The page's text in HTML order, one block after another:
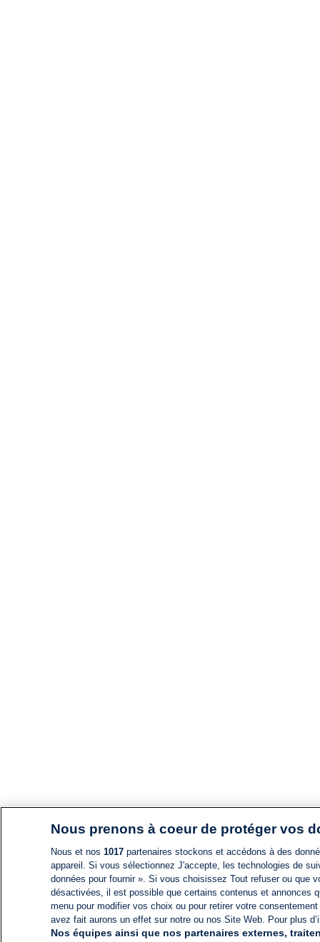
Nous prenons à coeur de protéger vos
Nous et nos 1017partenaires stockons et accédons à des
appareil. Si vous sélectionnez J'accepte, les technologies de
données pour fournir ». Si vous choisissez Tout refuser ou
désactivées, il est possible que certains contenus et annonces
menu pour modifier vos choix ou pour retirer votre
avez fait aurons un effet sur notre ou nos Site Web. Pour plus
Nos équipes ainsi que nos partenaires externes,